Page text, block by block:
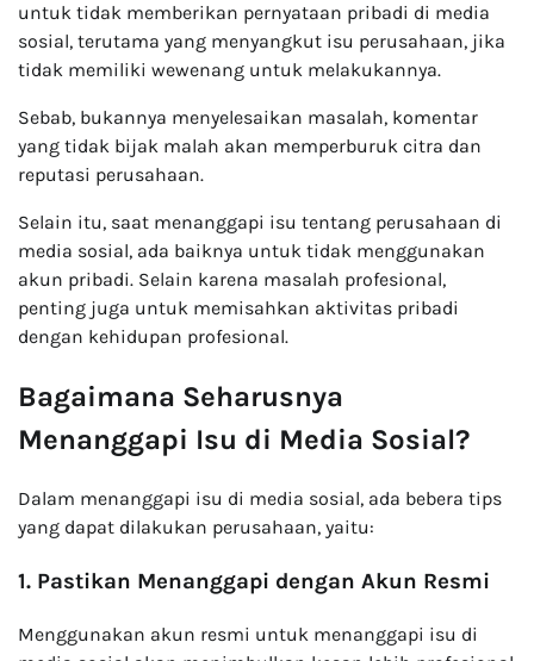
untuk tidak memberikan pernyataan pribadi di media
sosial, terutama yang menyangkut isu perusahaan, jika
tidak memiliki wewenang untuk melakukannya.
Sebab, bukannya menyelesaikan masalah, komentar
yang tidak bijak malah akan memperburuk citra dan
reputasi perusahaan.
Selain itu, saat menanggapi isu tentang perusahaan di
media sosial, ada baiknya untuk tidak menggunakan
akun pribadi. Selain karena masalah profesional,
penting juga untuk memisahkan aktivitas pribadi
dengan kehidupan profesional.
Bagaimana Seharusnya
Menanggapi Isu di Media Sosial?
Dalam menanggapi isu di media sosial, ada bebera tips
yang dapat dilakukan perusahaan, yaitu:
1. Pastikan Menanggapi dengan Akun Resmi
Menggunakan akun resmi untuk menanggapi isu di